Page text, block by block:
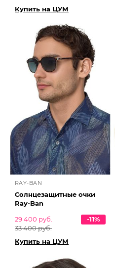
Купить на ЦУМ
RAY-BAN
Солнцезащитные очки
Ray-Ban
29 400 руб.
33 400 руб.
-11%
Купить на ЦУМ